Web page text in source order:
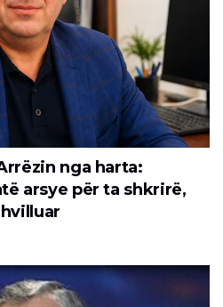
nga harta:
arsye për ta shkrirë,